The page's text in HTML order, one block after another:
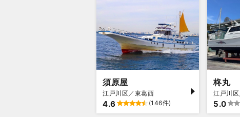
須原屋
江戸川区／東葛西
4.6 (146件)
柊丸
江戸川
5.0